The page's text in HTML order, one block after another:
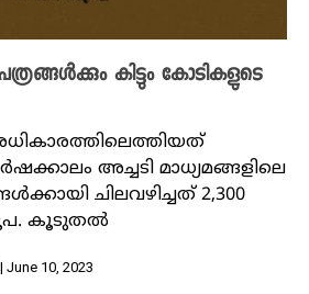
കിട്ടും കോടികളുടെ
അച്ചടി മാധ്യമങ്ങളിലെ
ചിലവഴിച്ചത് 2,300
കൂടുതൽ
| June 10, 2023